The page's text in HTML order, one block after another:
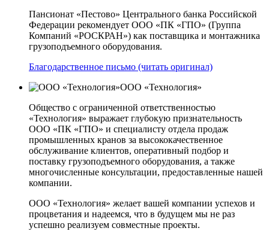
Пансионат «Пестово» Центрального банка Российской
Федерации рекомендует ООО «ПК «ГПО» (Группа
Компаний «РОСКРАН») как поставщика и монтажника
грузоподъемного оборудования.
Благодарственное письмо (читать оригинал)
ООО «Технология»
Общество с ограниченной ответственностью
«Технология» выражает глубокую признательность
ООО «ПК «ГПО» и специалисту отдела продаж
промышленных кранов за высококачественное
обслуживание клиентов, оперативный подбор и
поставку грузоподъемного оборудования, а также
многочисленные консультации, предоставленные нашей
компании.
ООО «Технология» желает вашей компании успехов и
процветания и надеемся, что в будущем мы не раз
успешно реализуем совместные проекты.